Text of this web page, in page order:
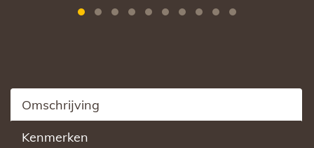
Omschrijving
Kenmerken